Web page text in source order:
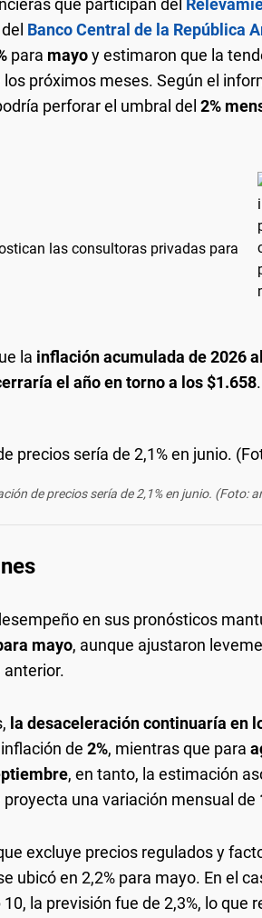
que participan del
Banco Central de la República
para mayoy estimaron que la
próximos meses. Según el
perforar el umbral del 2%
las consultoras privadas para
la inflación acumulada de 2026
el año en torno a los $1.658.
de precios sería de 2,1% en junio. (Foto:
en sus pronósticos
mayo, aunque ajustaron
la desaceleración continuaría en
de 2%, mientras que para
, en tanto, la estimación
proyecta una variación mensual de
excluye precios regulados y
ubicó en 2,2% para mayo. En el
la previsión fue de 2,3%, lo que